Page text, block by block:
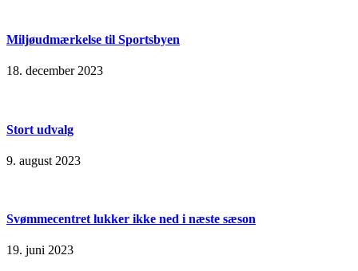
Miljøudmærkelse til Sportsbyen
18. december 2023
Stort udvalg
9. august 2023
Svømmecentret lukker ikke ned i næste sæson
19. juni 2023